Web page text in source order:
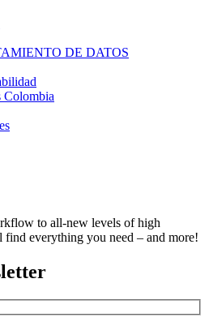
DE DATOS
Colombia
to all-new levels of high
everything you need – and more!